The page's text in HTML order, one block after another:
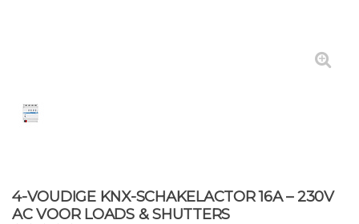
4-VOUDIGE KNX-SCHAKELACTOR 16A – 230V
AC VOOR LOADS & SHUTTERS